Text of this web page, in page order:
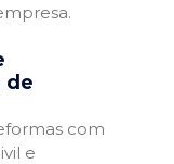
de
com
e